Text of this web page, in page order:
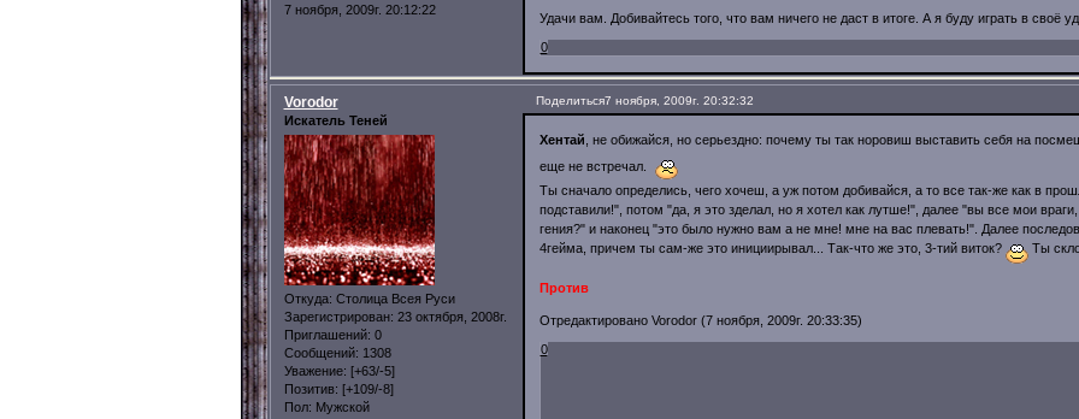
7 ноября, 2009г. 20:12:22
Удачи вам. Добивайтесь того, что вам ничего не даст в итоге. А я буду играть в своё
0
Поделиться7 ноября, 2009г. 20:32:32
Vorodor
Искатель Теней
Откуда: Столица Всея Руси
Зарегистрирован: 23 октября, 2008г.
Приглашений: 0
Сообщений: 1308
Уважение: [+63/-5]
Позитив: [+109/-8]
Пол: Мужской
Хентай , не обижайся, но серьездно: почему ты так норовиш выставить себя на
еще не встречал.
Ты сначало определись, чего хочеш, а уж потом добивайся, а то все так-же как в
подставили!", потом "да, я это зделал, но я хотел как лутше!", далее "вы все мои
гения?" и наконец "это было нужно вам а не мне! мне на вас плевать!". Далее
4гейма, причем ты сам-же это инициирывал... Так-что же это, 3-тий виток?
Ты
Против
Отредактировано Vorodor (7 ноября, 2009г. 20:33:35)
0